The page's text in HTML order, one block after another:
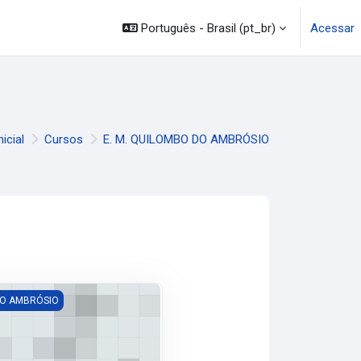
Português - Brasil ‎(pt_br)‎ Acessar
Cursos E. M. QUILOMBO DO AMBRÓSIO
FUNDAMENTAL
AMBRÓSIO